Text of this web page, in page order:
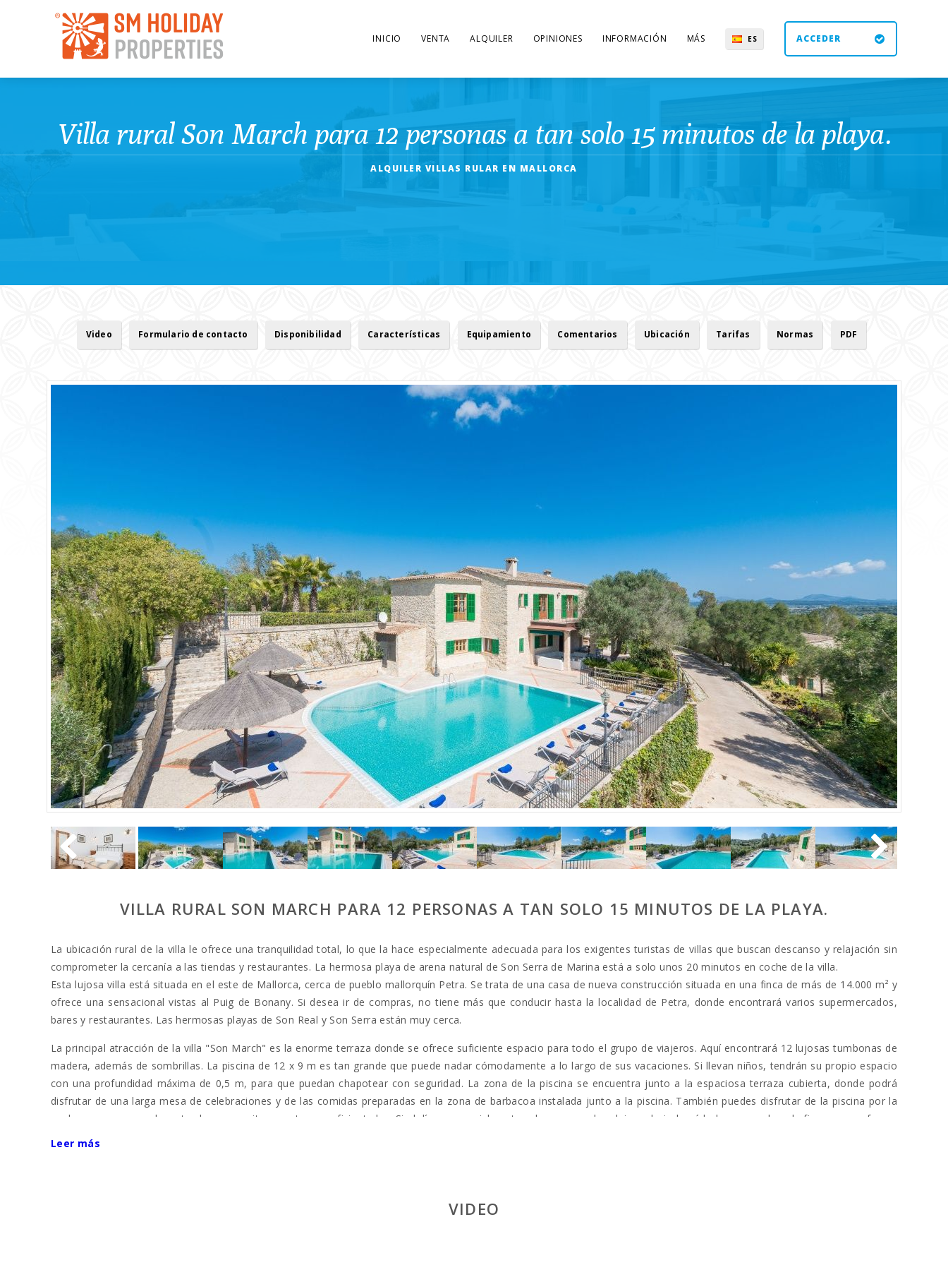
INICIO VENTA ALQUILER OPINIONES INFORMACIÓN MÁS ES ACCEDER
Villa rural Son March para 12 personas a tan solo 15 minutos de la playa.
ALQUILER VILLAS RULAR EN MALLORCA
Video Formulario de contacto Disponibilidad Características Equipamiento Comentarios Ubicación Tarifas Normas PDF
VILLA RURAL SON MARCH PARA 12 PERSONAS A TAN SOLO 15 MINUTOS DE LA PLAYA.
La ubicación rural de la villa le ofrece una tranquilidad total, lo que la hace especialmente adecuada para los exigentes turistas de villas que buscan descanso y relajación sin
comprometer la cercanía a las tiendas y restaurantes. La hermosa playa de arena natural de Son Serra de Marina está a solo unos 20 minutos en coche de la villa.
Esta lujosa villa está situada en el este de Mallorca, cerca de pueblo mallorquín Petra. Se trata de una casa de nueva construcción situada en una finca de más de 14.000 m² y
ofrece una sensacional vistas al Puig de Bonany. Si desea ir de compras, no tiene más que conducir hasta la localidad de Petra, donde encontrará varios supermercados,
bares y restaurantes. Las hermosas playas de Son Real y Son Serra están muy cerca.
La principal atracción de la villa "Son March" es la enorme terraza donde se ofrece suficiente espacio para todo el grupo de viajeros. Aquí encontrará 12 lujosas tumbonas de
madera, además de sombrillas. La piscina de 12 x 9 m es tan grande que puede nadar cómodamente a lo largo de sus vacaciones. Si llevan niños, tendrán su propio espacio
con una profundidad máxima de 0,5 m, para que puedan chapotear con seguridad. La zona de la piscina se encuentra junto a la espaciosa terraza cubierta, donde podrá
disfrutar de una larga mesa de celebraciones y de las comidas preparadas en la zona de barbacoa instalada junto a la piscina. También puedes disfrutar de la piscina por la
noche, ya que unas elegantes luces permiten que tenga suficiente luz. Si el día es especialmente caluroso, puede relajarse bajo los árboles que rodean la finca y que ofrecen
una gran sombra. Hermosos escalones de piedra natural conducen a la casa donde se encuentra otra zona de la terraza parcialmente cubierta.
y comedor con una chimenea de leña, lo que da a la calefacción central una pequeña ayuda en invierno, distribuyendo un agradable calor en toda la casa.
Leer más
VIDEO